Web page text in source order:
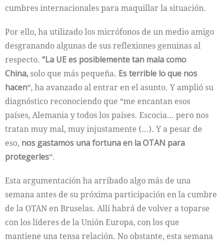
cumbres internacionales para maquillar la situación.
Por ello, ha utilizado los micrófonos de un medio amigo
desgranando algunas de sus reflexiones genuinas al
respecto. “La UE es posiblemente tan mala como
China,solo que más pequeña. Es terrible lo que nos
hacen“, ha avanzado al entrar en el asunto. Y amplió su
diagnóstico reconociendo que “me encantan esos
países, Alemania y todos los países. Escocia… pero nos
tratan muy mal, muy injustamente (…). Y a pesar de
eso, nos gastamos una fortuna en la OTAN para
protegerles“.
Esta argumentación ha arribado algo más de una
semana antes de su próxima participación en la cumbre
de la OTAN en Bruselas. Allí habrá de volver a toparse
con los líderes de la Unión Europa, con los que
mantiene una tensa relación. No obstante, esta semana